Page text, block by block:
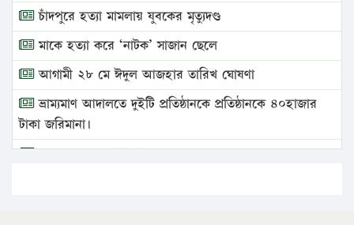
চাঁদপুরে হত্যা মামলায় যুবকের মৃত্যুদণ্ড
মাকে হত্যা করে ‘নাটক’ সাজান ছেলে
আগামী ২৮ মে ঈদুল আজহার তারিখ ঘোষণা
ভ্রাম্যমাণ আদালতে দুইটি প্রতিষ্ঠানকে প্রতিষ্ঠানকে ৪০হাজার
টাকা জরিমানা।
এবার লঞ্চের ভাড়া বাড়ল